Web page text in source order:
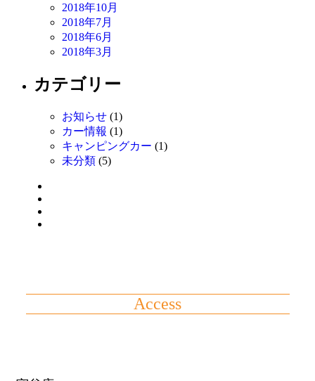
2018年10月
2018年7月
2018年6月
2018年3月
カテゴリー
お知らせ (1)
カー情報 (1)
キャンピングカー (1)
未分類 (5)
Access